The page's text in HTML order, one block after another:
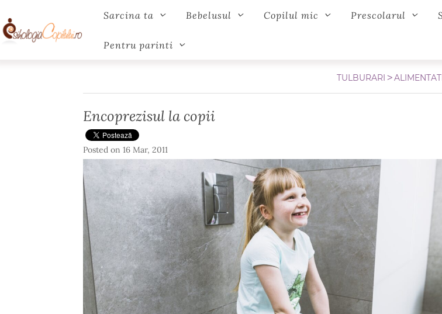
Sarcina ta Bebelusul Copilul mic Prescolarul
Pentru parinti
TULBURARI
Encoprezisul la copii
Posted on 16 Mar, 2011